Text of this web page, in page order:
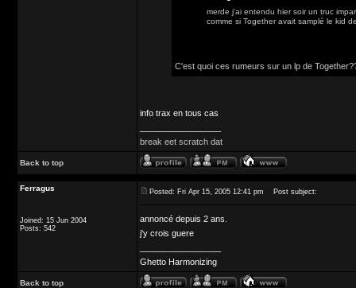
merde j'ai entendu hier soir un truc
comme si Together avait samplé le kid
C'est quoi ces rumeurs sur un lp de
info trax en tous cas
break eet scratch dat
Back to top
Ferragus
Joined: 15 Jun 2004
Posts: 542
Posted: Fri Apr 15, 2005 12:41 pm Post subject:
annoncé depuis 2 ans.
j'y crois guere
Ghetto Harmonizing
Back to top